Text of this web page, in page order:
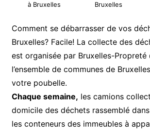
à Bruxelles
Bruxelles
Comment se débarrasser de vos
Bruxelles? Facile! La collecte des
est organisée par Bruxelles-Propreté
l’ensemble de communes de
votre poubelle.
Chaque semaine, les camions
domicile des déchets rassemblé
les conteneurs des immeubles à